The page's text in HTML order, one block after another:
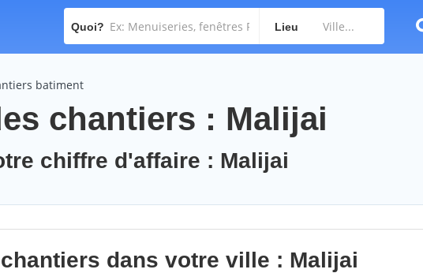
Quoi? Lieu
batiment
chantiers : Malijai
chiffre d'affaire : Malijai
dans votre ville : Malijai